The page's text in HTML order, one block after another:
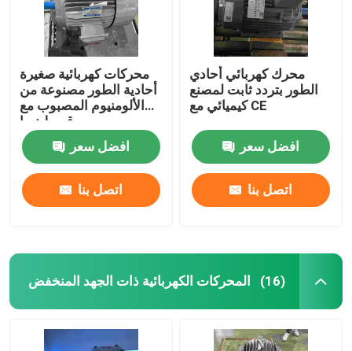
محركات كهربائية صغيرة
أحادية الطور مصنوعة من
الألومنيوم المصبوب مع
قسط نيما
افضل سعر
اتصل بنا
محرك كهربائي أحادي
الطور بتردد ثابت لمصنع
كيميائي مع CE
افضل سعر
اتصل بنا
المحركات الكهربائية ذات الجهد المنخفض (16)